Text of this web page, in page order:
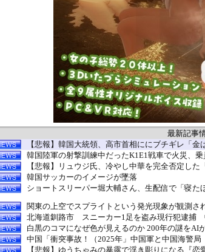
最新記事
【悲報】韓国大統領、高市首相ににブチギレ「金
韓国陸軍の射撃訓練中だったK1E1戦車で火災、
【悲報】リュウジ氏、冷やし中華を完全否定した
韓国サッカーのイメージが墜落
ショートスリーパー堀大輔さん、生配信で「寝た
関東の上空でスプライトという発光現象が観測さ
北海道釧路市 スニーカー1足を盗み現行犯逮捕
白黒のコマになぜ色が見えるのか 200年の謎をAI
中国「衝突事故！（2025年」中国軍と中国海警局
【悲報】ゆうちゃみの暴露で浮き彫りになる『